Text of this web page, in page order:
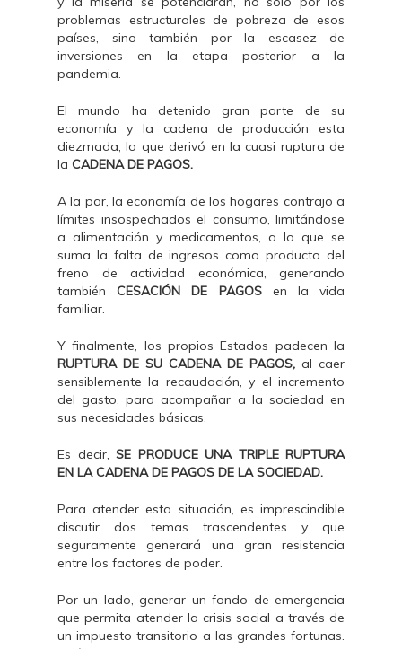
problemas estructurales de pobreza de esos
países, sino también por la escasez de
inversiones en la etapa posterior a la
pandemia.
El mundo ha detenido gran parte de su
economía y la cadena de producción esta
diezmada, lo que derivó en la cuasi ruptura de
la CADENA DE PAGOS.
A la par, la economía de los hogares contrajo a
límites insospechados el consumo, limitándose
a alimentación y medicamentos, a lo que se
suma la falta de ingresos como producto del
freno de actividad económica, generando
también CESACIÓN DE PAGOSen la vida
familiar.
Y finalmente, los propios Estados padecen la
RUPTURA DE SU CADENA DE PAGOS, al caer
sensiblemente la recaudación, y el incremento
del gasto, para acompañar a la sociedad en
sus necesidades básicas.
Es decir, SE PRODUCE UNA TRIPLE RUPTURA
EN LA CADENA DE PAGOS DE LA SOCIEDAD.
Para atender esta situación, es imprescindible
discutir dos temas trascendentes y que
seguramente generará una gran resistencia
entre los factores de poder.
Por un lado, generar un fondo de emergencia
que permita atender la crisis social a través de
un impuesto transitorio a las grandes fortunas.